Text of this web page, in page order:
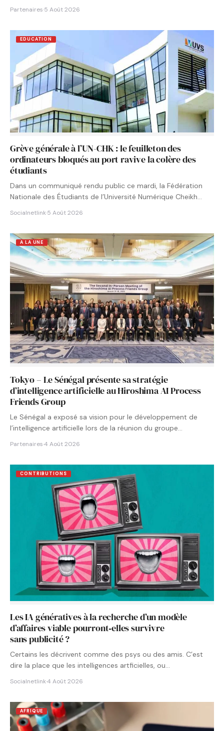
Partenaires·5 Août 2026
EDUCATION
Grève générale à l’UN-CHK : le feuilleton des
ordinateurs bloqués au port ravive la colère des
étudiants
Dans un communiqué rendu public ce mardi, la Fédération
Nationale des Étudiants de l’Université Numérique Cheikh
Socialnetlink·5 Août 2026
A LA UNE
Tokyo – Le Sénégal présente sa stratégie
d’intelligence artificielle au Hiroshima AI Process
Friends Group
Le Sénégal a exposé sa vision pour le développement de
l’intelligence artificielle lors de la réunion du groupe…
Partenaires·4 Août 2026
CONTRIBUTIONS
Les IA génératives à la recherche d’un modèle
d’affaires viable pourront‑elles survivre
sans publicité ?
Certains les décrivent comme des psys ou des amis. C’est
dire la place que les intelligences artficielles, ou…
Socialnetlink·4 Août 2026
AFRIQUE